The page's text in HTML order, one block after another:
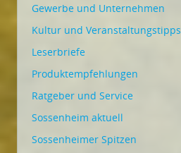
Gewerbe und Unternehmen
Kultur und Veranstaltungstipps
Leserbriefe
Produktempfehlungen
Ratgeber und Service
Sossenheim aktuell
Sossenheimer Spitzen